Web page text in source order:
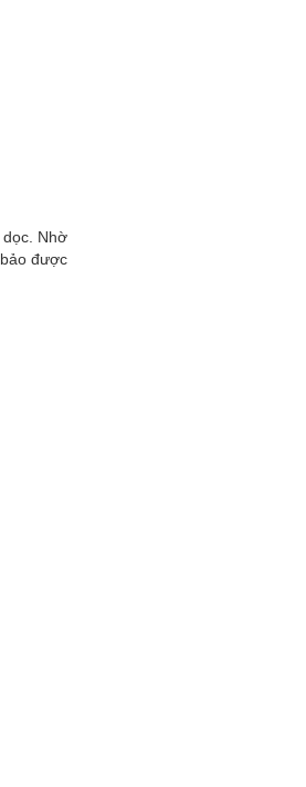
dọc. Nhờ
được